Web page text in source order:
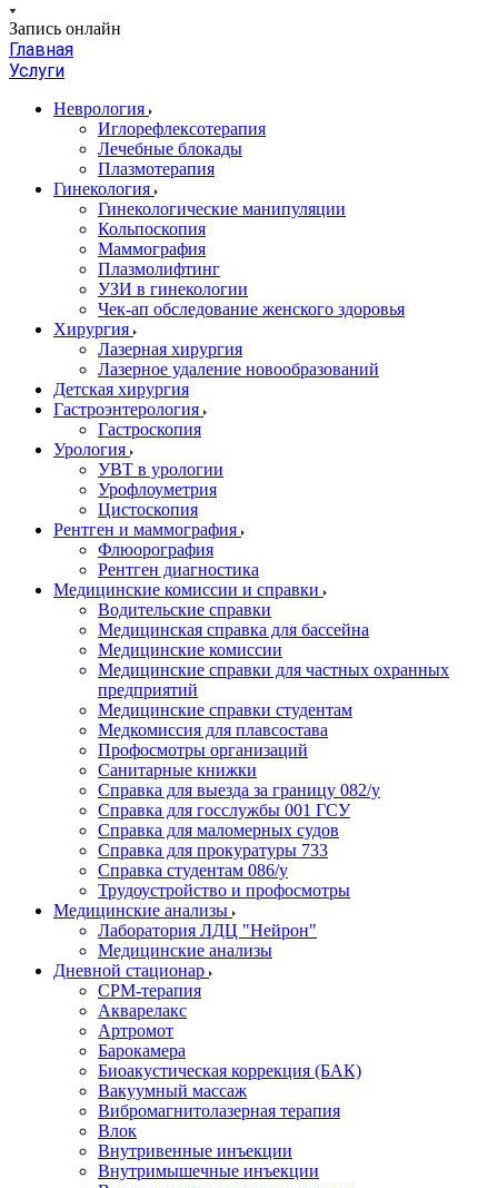
Запись онлайн
Главная
Услуги
Неврология
Иглорефлексотерапия
Лечебные блокады
Плазмотерапия
Гинекология
Гинекологические манипуляции
Кольпоскопия
Маммография
Плазмолифтинг
УЗИ в гинекологии
Чек-ап обследование женского здоровья
Хирургия
Лазерная хирургия
Лазерное удаление новообразований
Детская хирургия
Гастроэнтерология
Гастроскопия
Урология
УВТ в урологии
Урофлоуметрия
Цистоскопия
Рентген и маммография
Флюорография
Рентген диагностика
Медицинские комиссии и справки
Водительские справки
Медицинская справка для бассейна
Медицинские комиссии
Медицинские справки для частных охранных
предприятий
Медицинские справки студентам
Медкомиссия для плавсостава
Профосмотры организаций
Санитарные книжки
Справка для выезда за границу 082/у
Справка для госслужбы 001 ГСУ
Справка для маломерных судов
Справка для прокуратуры 733
Справка студентам 086/у
Трудоустройство и профосмотры
Медицинские анализы
Лаборатория ЛДЦ "Нейрон"
Медицинские анализы
Дневной стационар
CPM-терапия
Акварелакс
Артромот
Барокамера
Биоакустическая коррекция (БАК)
Вакуумный массаж
Вибромагнитолазерная терапия
Влок
Внутривенные инъекции
Внутримышечные инъекции